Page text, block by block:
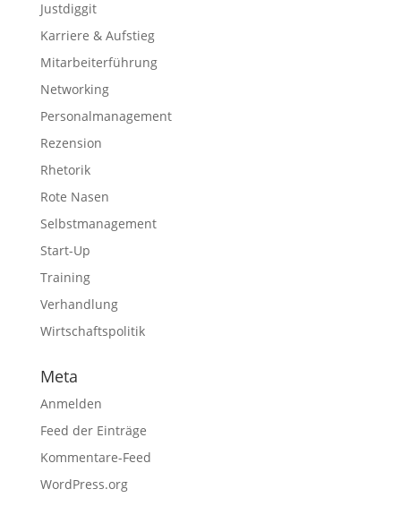
Justdiggit
Karriere & Aufstieg
Mitarbeiterführung
Networking
Personalmanagement
Rezension
Rhetorik
Rote Nasen
Selbstmanagement
Start-Up
Training
Verhandlung
Wirtschaftspolitik
Meta
Anmelden
Feed der Einträge
Kommentare-Feed
WordPress.org